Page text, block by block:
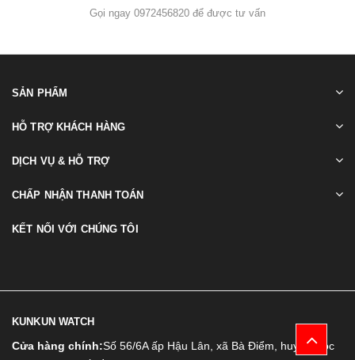
Gọi ngay 0972456820 để được tư vấn
SẢN PHẨM
HỖ TRỢ KHÁCH HÀNG
DỊCH VỤ & HỖ TRỢ
CHẤP NHẬN THANH TOÁN
KẾT NỐI VỚI CHÚNG TÔI
KUNKUN WATCH
Cửa hàng chính:Số 56/6A ấp Hậu Lân, xã Bà Điểm, huyện Hóc